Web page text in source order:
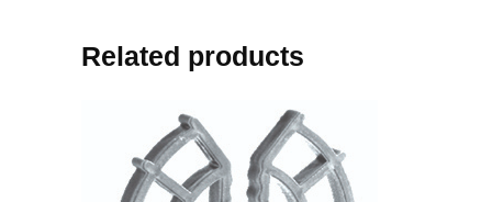
Related products